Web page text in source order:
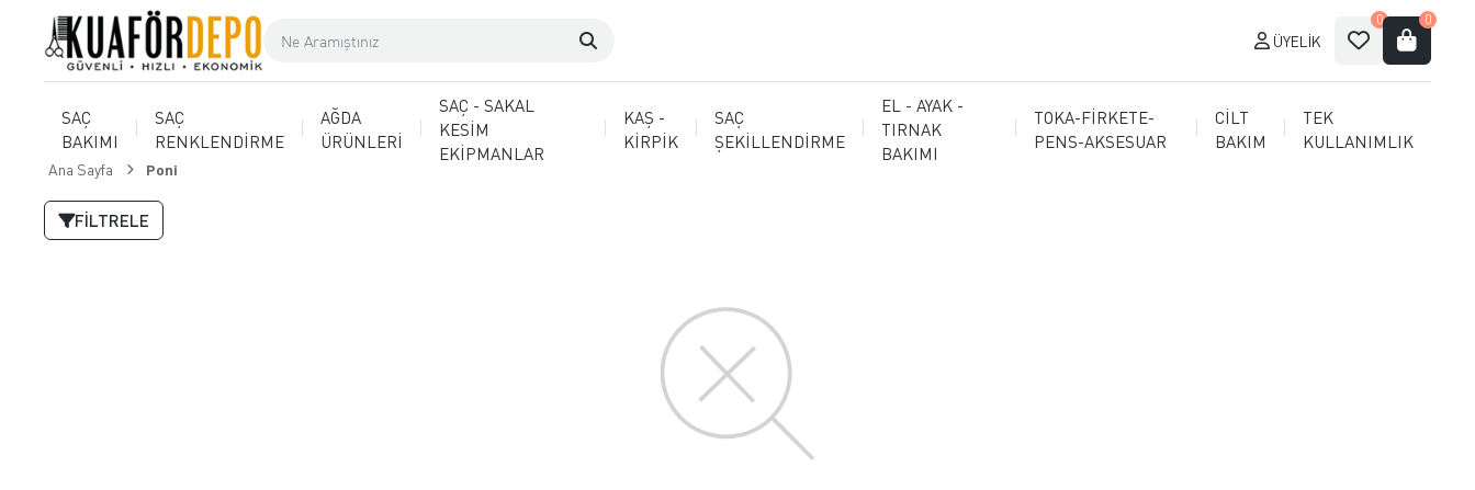
ÜYELIK
0 0
SAÇ
BAKIMI
SAÇ
RENKLENDİRME
AĞDA
ÜRÜNLERİ
SAÇ - SAKAL
KESİM
EKİPMANLAR
KAŞ -
KİRPİK
SAÇ
ŞEKİLLENDİRME
EL - AYAK -
TIRNAK
BAKIMI
TOKA-FİRKETE-
PENS-AKSESUAR
CİLT
BAKIM
TEK
KULLANIMLIK
Ana Sayfa Poni
FILTRELE